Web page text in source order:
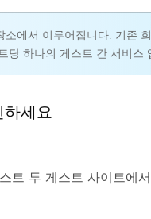
소에서 이루어집니다. 기존
당 하나의 게스트 간 서비스
하세요
트 투 게스트 사이트에